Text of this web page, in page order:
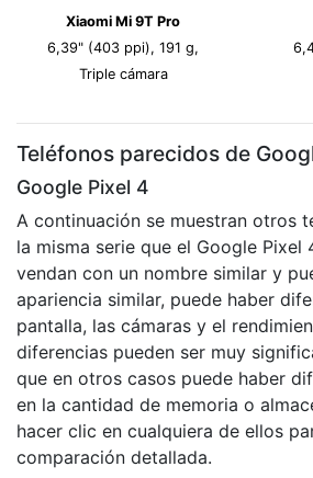
Xiaomi Mi 9T Pro
6,39" (403 ppi), 191 g,
Triple cámara
Teléfonos parecidos de
Google Pixel 4
A continuación se muestran otros
la misma serie que el Google Pixel
vendan con un nombre similar y
apariencia similar, puede haber
pantalla, las cámaras y el
diferencias pueden ser muy
que en otros casos puede haber
en la cantidad de memoria o
hacer clic en cualquiera de ellos
comparación detallada.